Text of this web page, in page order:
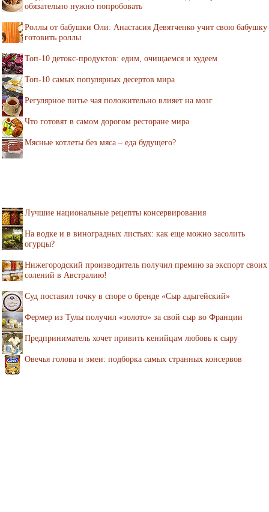
обязательно нужно попробовать
Роллы от бабушки Оли: Анастасия Девятченко учит свою бабушку
готовить роллы
Топ-10 детокс-продуктов: едим, очищаемся и худеем
Топ-10 самых популярных десертов мира
Регулярное питье чая положительно влияет на мозг
Что готовят в самом дорогом ресторане мира
Мясные котлеты без мяса – еда будущего?
Лучшие национальные рецепты консервирования
На водке и в виноградных листьях: как еще можно засолить
огурцы?
Нижегородский производитель получил премию за экспорт своих
солений в Австралию!
Суд поставил точку в споре о бренде «Сыр адыгейский»
Фермер из Тулы получил «золото» за свой сыр во Франции
Предприниматель хочет привить кенийцам любовь к сыру
Овечья голова и змеи: подборка самых странных консервов